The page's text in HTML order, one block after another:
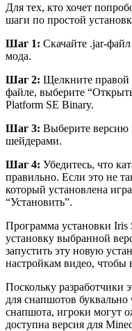
Для тех, кто хочет
шаги по простой
Шаг 1: Скачайте .jar-
мода.
Шаг 2: Щелкните
файле, выберите
Platform SE Binary.
Шаг 3: Выберите версию
шейдерами.
Шаг 4: Убедитесь, что
правильно. Если это не
который установлена
“Установить”.
Программа установки Iris
установку выбранной
запустить эту новую
настройкам видео,
Поскольку
для снапшотов буквально
снапшота, игроки могут
доступна версия для